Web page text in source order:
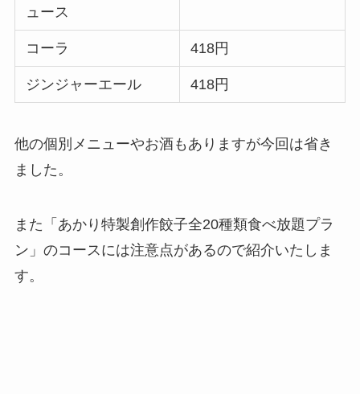
ュース
コーラ 418円
ジンジャーエール 418円
他の個別メニューやお酒もありますが今回は省き
ました。
また「あかり特製創作餃子全20種類食べ放題プラ
ン」のコースには注意点があるので紹介いたしま
す。